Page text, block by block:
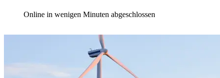
Online in wenigen Minuten abgeschlossen